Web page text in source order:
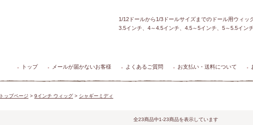
1/12ドールから1/3ドールサイズまでのドール用ウィッ
3.5インチ、4～4.5インチ、4.5～5インチ、5～5.5イン
● トップ ● メールが届かないお客様 ● よくあるご質問 ● お支払い・送料について ●
トップページ > 9インチ ウィッグ > シャギーミディ
全23商品中1-23商品を表示しています